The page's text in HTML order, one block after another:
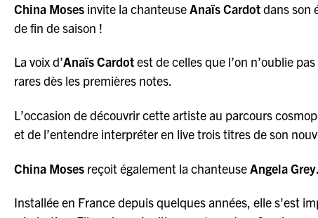
China Moses invite la chanteuseAnaïs Cardotdans son
de fin de saison !
La voix d’Anaïs Cardotest de celles que l’on n’oublie
rares dès les premières notes.
L’occasion de découvrir cette artiste au parcours
et de l’entendre interpréter en live trois titres de son
China Moses reçoit également la chanteuse Angela Grey.
Installée en France depuis quelques années, elle s'est